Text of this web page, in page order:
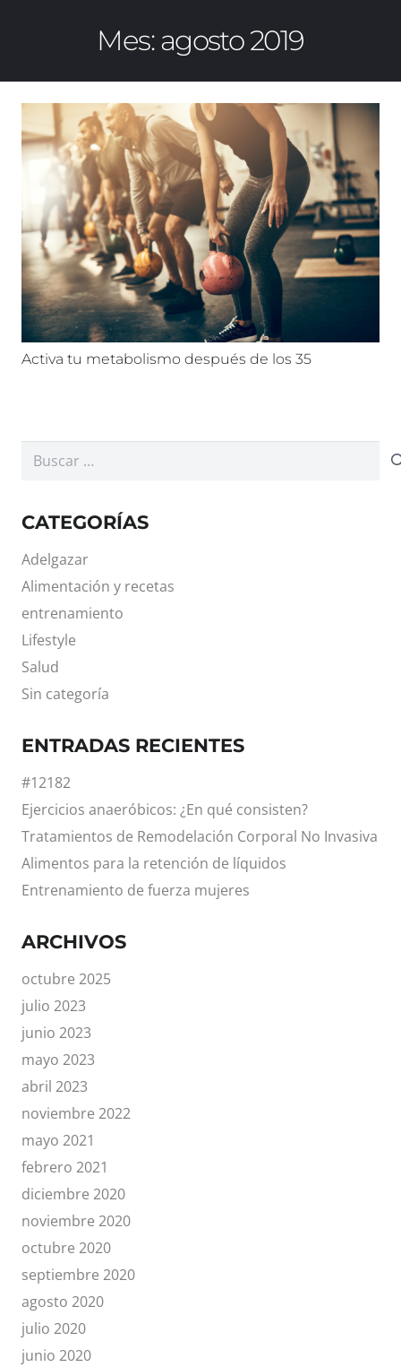
Mes:agosto 2019
Activa tu metabolismo después de los 35
Buscar:
CATEGORÍAS
Adelgazar
Alimentación y recetas
entrenamiento
Lifestyle
Salud
Sin categoría
ENTRADAS RECIENTES
#12182
Ejercicios anaeróbicos: ¿En qué consisten?
Tratamientos de Remodelación Corporal No Invasiva
Alimentos para la retención de líquidos
Entrenamiento de fuerza mujeres
ARCHIVOS
octubre 2025
julio 2023
junio 2023
mayo 2023
abril 2023
noviembre 2022
mayo 2021
febrero 2021
diciembre 2020
noviembre 2020
octubre 2020
septiembre 2020
agosto 2020
julio 2020
junio 2020